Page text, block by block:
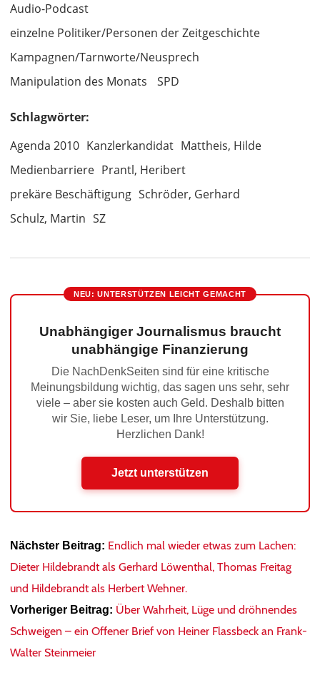
Audio-Podcast
einzelne Politiker/Personen der Zeitgeschichte
Kampagnen/Tarnworte/Neusprech
Manipulation des Monats
SPD
Schlagwörter:
Agenda 2010 Kanzlerkandidat Mattheis, Hilde
Medienbarriere Prantl, Heribert
prekäre Beschäftigung Schröder, Gerhard
Schulz, Martin SZ
NEU: UNTERSTÜTZEN LEICHT GEMACHT
Unabhängiger Journalismus braucht
unabhängige Finanzierung
Die NachDenkSeiten sind für eine kritische
Meinungsbildung wichtig, das sagen uns sehr, sehr
viele – aber sie kosten auch Geld. Deshalb bitten
wir Sie, liebe Leser, um Ihre Unterstützung.
Herzlichen Dank!
Jetzt unterstützen
Nächster Beitrag: Endlich mal wieder etwas zum Lachen:
Dieter Hildebrandt als Gerhard Löwenthal, Thomas Freitag
und Hildebrandt als Herbert Wehner.
Vorheriger Beitrag: Über Wahrheit, Lüge und dröhnendes
Schweigen – ein Offener Brief von Heiner Flassbeck an Frank-
Walter Steinmeier